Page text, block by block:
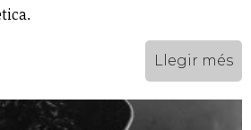
Llegir més